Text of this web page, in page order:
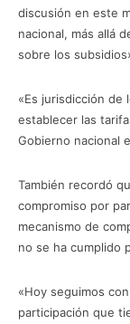
discusión en este
nacional, más allá
sobre los
«Es jurisdicción de
establecer las
Gobierno nacional
También recordó
compromiso por
mecanismo de
no se ha cumplido
«Hoy seguimos
participación que